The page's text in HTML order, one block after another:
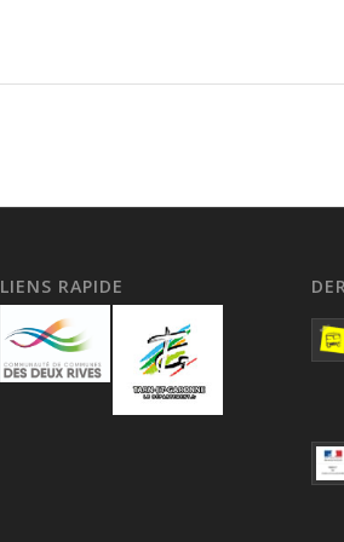
LIENS RAPIDE